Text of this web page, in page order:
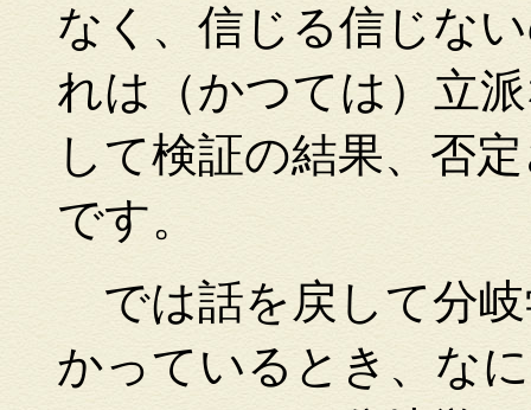
なく、信じる信じな
れは（かつては）立
して検証の結果、否
です。
では話を戻して分
かっているとき、な